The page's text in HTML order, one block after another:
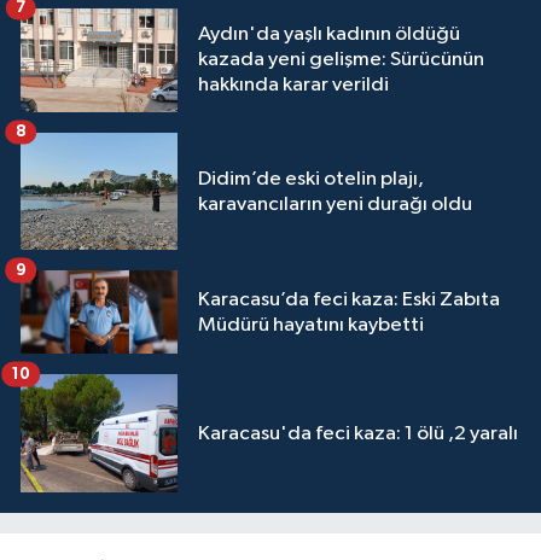
Aydın'da yaşlı kadının öldüğü
kazada yeni gelişme: Sürücünün
hakkında karar verildi
7
Didim’de eski otelin plajı,
karavancıların yeni durağı oldu
8
Karacasu’da feci kaza: Eski Zabıta
Müdürü hayatını kaybetti
9
Karacasu'da feci kaza: 1 ölü ,2 yaralı
10